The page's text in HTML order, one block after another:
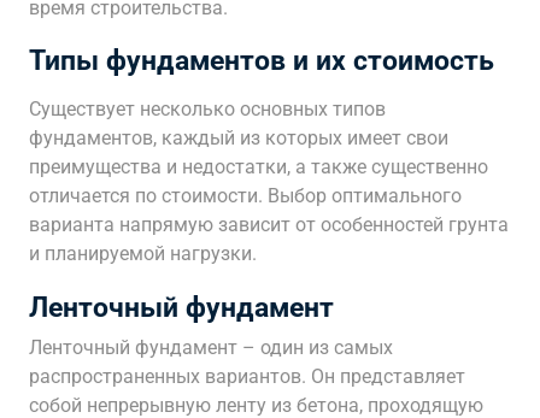
время строительства.
Типы фундаментов и их стоимость
Существует несколько основных типов
фундаментов, каждый из которых имеет свои
преимущества и недостатки, а также существенно
отличается по стоимости. Выбор оптимального
варианта напрямую зависит от особенностей грунта
и планируемой нагрузки.
Ленточный фундамент
Ленточный фундамент – один из самых
распространенных вариантов. Он представляет
собой непрерывную ленту из бетона, проходящую